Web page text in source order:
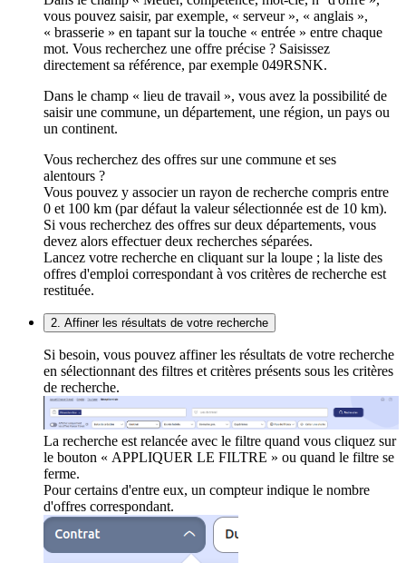
vous pouvez saisir, par exemple, « serveur », « anglais »,
« brasserie » en tapant sur la touche « entrée » entre chaque
mot. Vous recherchez une offre précise ? Saisissez
directement sa référence, par exemple 049RSNK.
Dans le champ « lieu de travail », vous avez la possibilité de
saisir une commune, un département, une région, un pays ou
un continent.
Vous recherchez des offres sur une commune et ses
alentours ?
Vous pouvez y associer un rayon de recherche compris entre
0 et 100 km (par défaut la valeur sélectionnée est de 10 km).
Si vous recherchez des offres sur deux départements, vous
devez alors effectuer deux recherches séparées.
Lancez votre recherche en cliquant sur la loupe ; la liste des
offres d'emploi correspondant à vos critères de recherche est
restituée.
2. Affiner les résultats de votre recherche
Si besoin, vous pouvez affiner les résultats de votre recherche
en sélectionnant des filtres et critères présents sous les critères
de recherche.
La recherche est relancée avec le filtre quand vous cliquez sur
le bouton « APPLIQUER LE FILTRE » ou quand le filtre se
ferme.
Pour certains d'entre eux, un compteur indique le nombre
d'offres correspondant.